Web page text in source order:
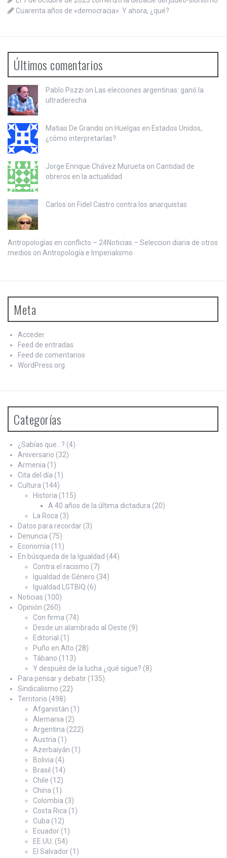
Cuarenta años de «democracia»: Y ahora, ¿qué?
Últimos comentarios
Pablo Pozzi on
Las elecciones argentinas: ganó la
ultraderecha
Matias De Grandis on Huelgas en Estados Unidos,
¿cómo interpretarlas?
Jorge Enrique Chávez Murueta on Cantidad de
obreros en la actualidad
Carlos on Fidel Castro contra los anarquistas
Antropologías en conflicto – 24Noticias – Seleccion diaria de otros
medios on Antropología e Imperialismo
Meta
Acceder
Feed de entradas
Feed de comentarios
WordPress.org
Categorías
¿Sabías que…? (4)
Aniversario (32)
Armenia (1)
Cita del día (1)
Cultura (144)
Historia (115)
A 40 años de la última dictadura (20)
La Roca (3)
Datos para recordar (3)
Denuncia (75)
Economía (11)
En búsqueda de la Igualdad (44)
Contra el racismo (7)
Igualdad de Género (34)
Igualdad LGTBIQ (6)
Noticias (100)
Opinión (260)
Con firma (74)
Desde un alambrado al Oeste (9)
Editorial (1)
Puño en Alto (28)
Tábano (113)
Y después de la lucha ¿qué sigue? (8)
Para pensar y debatir (135)
Sindicalismo (22)
Territorio (498)
Afganistán (1)
Alemania (2)
Argentina (222)
Austria (1)
Azerbaiyán (1)
Bolivia (4)
Brasil (14)
Chile (12)
China (1)
Colombia (3)
Costa Rica (1)
Cuba (12)
Ecuador (1)
EE.UU. (54)
El Salvador (1)